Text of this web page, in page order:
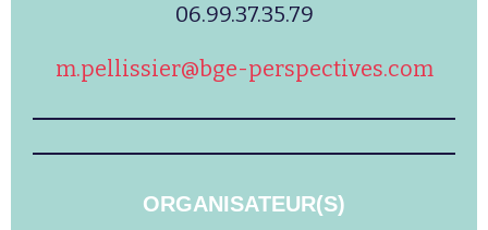
06.99.37.35.79
m.pellissier@bge-perspectives.com
ORGANISATEUR(S)